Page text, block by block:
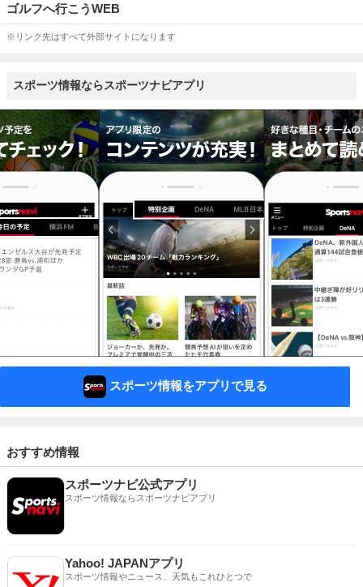
ゴルフへ行こうWEB
※リンク先はすべて外部サイトになります
スポーツ情報ならスポーツナビアプリ
スポーツ情報をアプリで見る
おすすめ情報
スポーツナビ公式アプリ
スポーツ情報ならスポーツナビアプリ
Yahoo! JAPANアプリ
スポーツ情報やニュース、天気もこれひとつで